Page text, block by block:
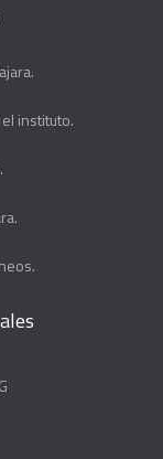
instituto.